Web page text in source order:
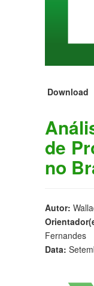
Download
de
no
Autor:
Fernandes
Data: